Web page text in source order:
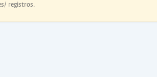
registros.